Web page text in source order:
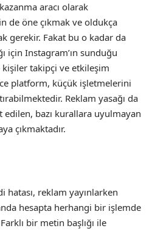
aracı olarak
de öne çıkmak ve oldukça
gerekir. Fakat bu o kadar da
için Instagram’ın sunduğu
takipçi ve etkileşim
platform, küçük işletmelerini
Reklam yasağı da
bazı kurallara uyulmayan
çıkmaktadır.
reklam yayınlarken
hesapta herhangi bir işlemde
bir metin başlığı ile